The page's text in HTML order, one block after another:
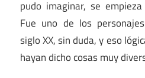
pudo imaginar, se
Fue uno de los
siglo XX, sin duda, y eso
hayan dicho cosas muy